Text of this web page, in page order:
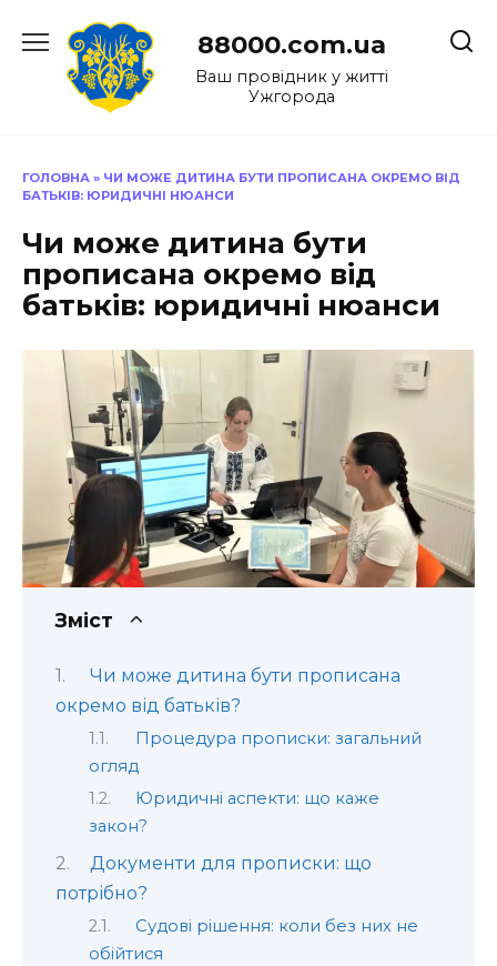
до
88000.com.ua
Ваш провідник у житті
Ужгорода
ГОЛОВНА » ЧИ МОЖЕ ДИТИНА БУТИ ПРОПИСАНА ОКРЕМО ВІД
БАТЬКІВ: ЮРИДИЧНІ НЮАНСИ
Чи може дитина бути
прописана окремо від
батьків: юридичні нюанси
Зміст
Чи може дитина бути прописана
окремо від батьків?
Процедура прописки: загальний
огляд
Юридичні аспекти: що каже
закон?
Документи для прописки: що
потрібно?
Судові рішення: коли без них не
обійтися